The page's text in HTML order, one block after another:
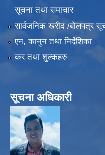
सूचना तथा समाचार
सार्वजनिक खरीद /बोलपत्र
एन, कानुन तथा निर्देशिका
कर तथा शुल्कहरु
सूचना अधिकारी